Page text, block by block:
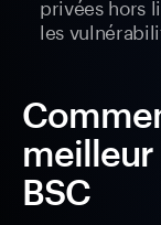
privées hors
les
BSC